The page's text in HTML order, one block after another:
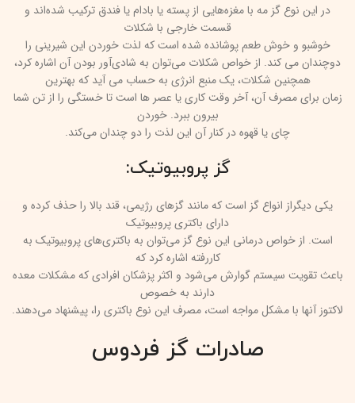
در این نوع گز مه با مغزه‌هایی از پسته یا بادام یا فندق ترکیب شده‌اند و
قسمت خارجی با شکلات
خوشبو و خوش طعم پوشانده شده است که لذت خوردن این شیرینی را
دوچندان می کند. از خواص شکلات می‌‌توان به شادی‌آور بودن آن اشاره کرد،
همچنین شکلات، یک منبع انرژی به حساب می آید که بهترین
زمان برای مصرف آن، آخر وقت کاری یا عصر ها است تا خستگی را از تن شما
بیرون ببرد. خوردن
چای یا قهوه در کنار آن این لذت را دو چندان می‌کند.
گز پروبیوتیک:
یکی دیگراز انواع گز است که مانند گز‌های رژیمی، قند بالا را حذف کرده و
دارای باکتری پروبیوتیک
است. از خواص درمانی این نوع گز می‌توان به باکتری‌های پروبیوتیک به
‌کاررفته اشاره کرد که
باعث تقویت سیستم گوارش می‌شود و اکثر پزشکان افرادی که مشکلات معده
دارند به خصوص
لاکتوز آنها با مشکل مواجه است، مصرف این نوع باکتری را، پیشنهاد می‌دهند.
صادرات گز فردوس